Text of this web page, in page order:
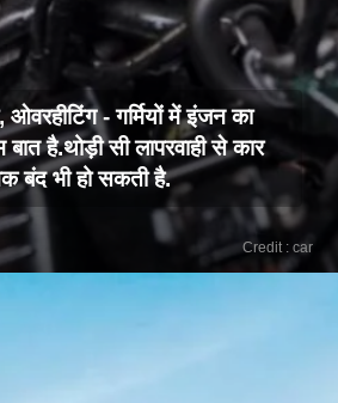
- गर्मियों में इंजन का
है.थोड़ी सी लापरवाही से कार
बंद भी हो सकती है.
Credit : car